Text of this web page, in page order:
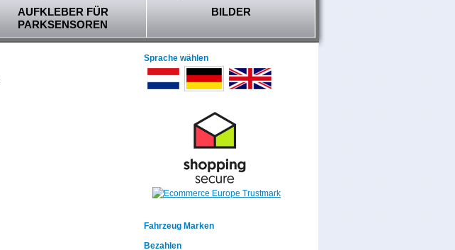
AUFKLEBER FÜR
PARKSENSOREN
BILDER
Sprache wählen
Fahrzeug Marken
Bezahlen